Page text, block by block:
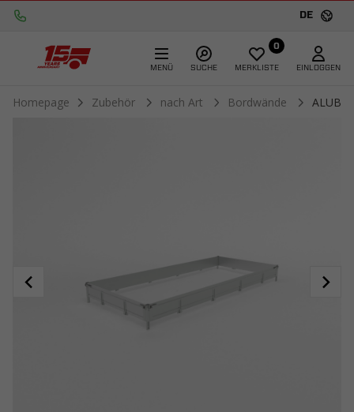
DE
MENÜ SUCHE
0
MERKLISTE EINLOGGEN
Homepage Zubehör nach Art Bordwände